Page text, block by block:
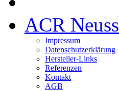
ACR Neuss
Impressum
Datenschutzerklärung
Hersteller-Links
Referenzen
Kontakt
AGB